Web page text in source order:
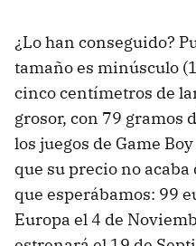
¿Lo han conseguido?
tamaño es minúsculo
cinco centímetros de
grosor, con 79 gramos
los juegos de Game
que su precio no
que esperábamos: 99
Europa el 4 de